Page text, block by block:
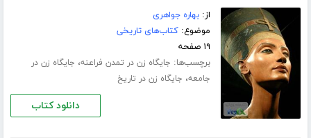
از:بهاره جواهری
موضوع:کتاب‌های تاریخی
۱۹ صفحه
برچسب‌ها: جایگاه زن در تمدن فراعنه، جایگاه زن در
جامعه، جایگاه زن در تاریخ
دانلود کتاب